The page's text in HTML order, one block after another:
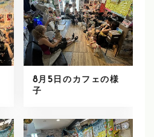
8月5日のカフェの様
子